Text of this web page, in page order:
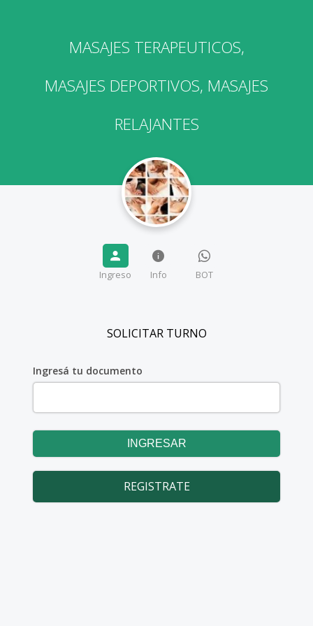
MASAJES TERAPEUTICOS,
MASAJES DEPORTIVOS, MASAJES
RELAJANTES
Ingreso Info BOT
SOLICITAR TURNO
Ingresá tu documento
REGISTRATE